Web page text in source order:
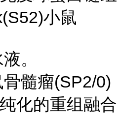
小鼠
。
髓瘤(SP2/0)
化的重组融合